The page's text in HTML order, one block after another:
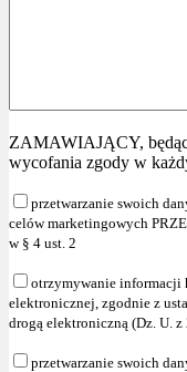
ZAMAWIAJĄCY,
wycofania zgody w
przetwarzanie swoich
celów marketingowych
w § 4 ust. 2
otrzymywanie informacji
elektronicznej, zgodnie z
drogą elektroniczną (Dz. U.
przetwarzanie swoich